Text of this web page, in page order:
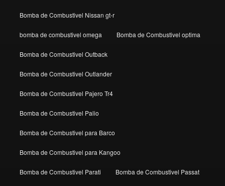
Bomba de Combustivel Nissan gt-r
bomba de combustivel omega Bomba de Combustivel optima
Bomba de Combustivel Outback
Bomba de Combustivel Outlander
Bomba de Combustivel Pajero Tr4
Bomba de Combustivel Palio
Bomba de Combustivel para Barco
Bomba de Combustivel para Kangoo
Bomba de Combustivel Parati Bomba de Combustivel Passat